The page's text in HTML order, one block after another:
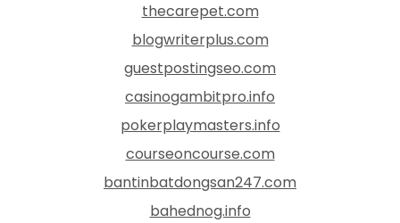
thecarepet.com
blogwriterplus.com
guestpostingseo.com
casinogambitpro.info
pokerplaymasters.info
courseoncourse.com
bantinbatdongsan247.com
bahednog.info